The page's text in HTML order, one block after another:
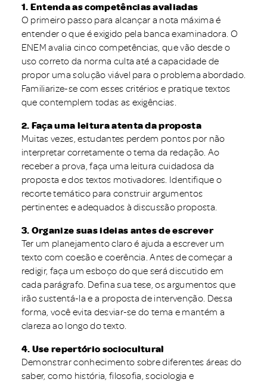
1. Entenda as competências avaliadas
O primeiro passo para alcançar a nota máxima é
entender o que é exigido pela banca examinadora. O
ENEM avalia cinco competências, que vão desde o
uso correto da norma culta até a capacidade de
propor uma solução viável para o problema abordado.
Familiarize-se com esses critérios e pratique textos
que contemplem todas as exigências.
2. Faça uma leitura atenta da proposta
Muitas vezes, estudantes perdem pontos por não
interpretar corretamente o tema da redação. Ao
receber a prova, faça uma leitura cuidadosa da
proposta e dos textos motivadores. Identifique o
recorte temático para construir argumentos
pertinentes e adequados à discussão proposta.
3. Organize suas ideias antes de escrever
Ter um planejamento claro é ajuda a escrever um
texto com coesão e coerência. Antes de começar a
redigir, faça um esboço do que será discutido em
cada parágrafo. Defina sua tese, os argumentos que
irão sustentá-la e a proposta de intervenção. Dessa
forma, você evita desviar-se do tema e mantém a
clareza ao longo do texto.
4. Use repertório sociocultural
Demonstrar conhecimento sobre diferentes áreas do
saber, como história, filosofia, sociologia e